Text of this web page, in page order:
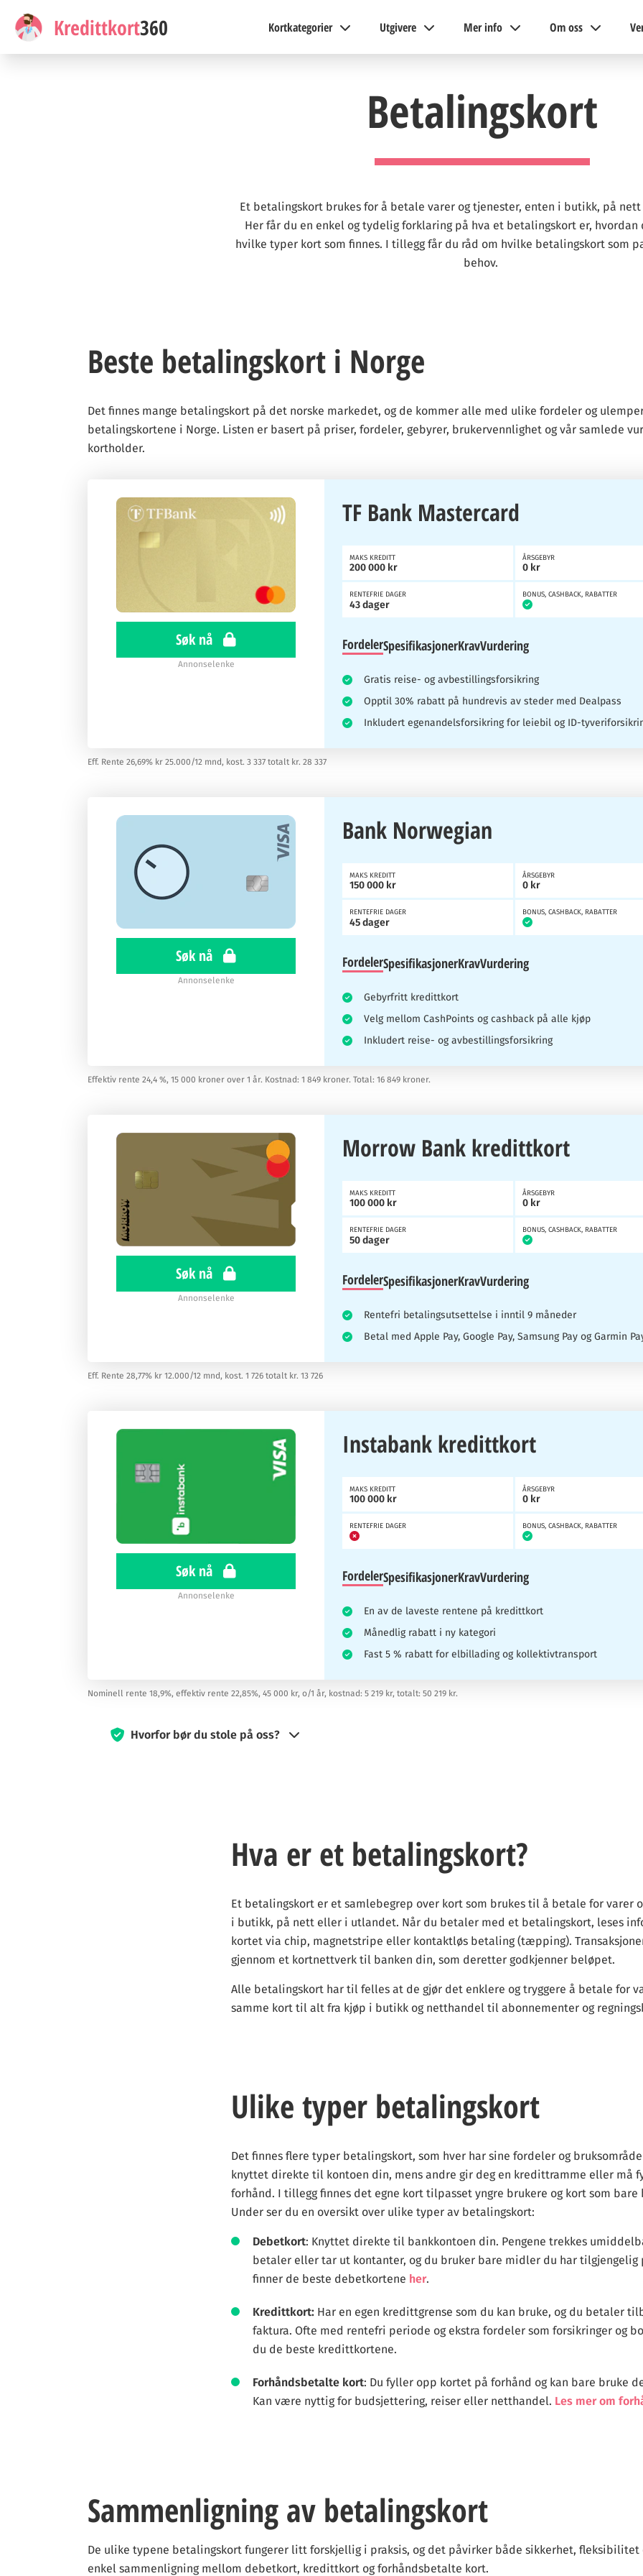
Kredittkort360 Kortkategorier Utgivere Mer info Om oss
Betalingskort
Et betalingskort brukes for å betale varer og tjenester, enten i butikk, på
Her får du en enkel og tydelig forklaring på hva et betalingskort er, hvordan
hvilke typer kort som finnes. I tillegg får du råd om hvilke betalingskort som
behov.
Beste betalingskort i Norge
Det finnes mange betalingskort på det norske markedet, og de kommer alle med ulike fordeler og
betalingskortene i Norge. Listen er basert på priser, fordeler, gebyrer, brukervennlighet og vår samlede
kortholder.
Søk nå
Annonselenke
TF Bank Mastercard
MAKS KREDITT
200 000 kr
ÅRSGEBYR
0 kr
RENTEFRIE DAGER
43 dager
BONUS, CASHBACK, RABATTER
FordelerSpesifikasjonerKravVurdering
Gratis reise- og avbestillingsforsikring
Opptil 30% rabatt på hundrevis av steder med Dealpass
Inkludert egenandelsforsikring for leiebil og ID-
Eff. Rente 26,69% kr 25.000/12 mnd, kost. 3 337 totalt kr. 28 337
Søk nå
Annonselenke
Bank Norwegian
MAKS KREDITT
150 000 kr
ÅRSGEBYR
0 kr
RENTEFRIE DAGER
45 dager
BONUS, CASHBACK, RABATTER
FordelerSpesifikasjonerKravVurdering
Gebyrfritt kredittkort
Velg mellom CashPoints og cashback på alle kjøp
Inkludert reise- og avbestillingsforsikring
Effektiv rente 24,4 %, 15 000 kroner over 1 år. Kostnad: 1 849 kroner. Total: 16 849 kroner.
Søk nå
Annonselenke
Morrow Bank kredittkort
MAKS KREDITT
100 000 kr
ÅRSGEBYR
0 kr
RENTEFRIE DAGER
50 dager
BONUS, CASHBACK, RABATTER
FordelerSpesifikasjonerKravVurdering
Rentefri betalingsutsettelse i inntil 9 måneder
Betal med Apple Pay, Google Pay, Samsung Pay og Garmin
Eff. Rente 28,77% kr 12.000/12 mnd, kost. 1 726 totalt kr. 13 726
Søk nå
Annonselenke
Instabank kredittkort
MAKS KREDITT
100 000 kr
ÅRSGEBYR
0 kr
RENTEFRIE DAGER BONUS, CASHBACK, RABATTER
FordelerSpesifikasjonerKravVurdering
En av de laveste rentene på kredittkort
Månedlig rabatt i ny kategori
Fast 5 % rabatt for elbillading og kollektivtransport
Nominell rente 18,9%, effektiv rente 22,85%, 45 000 kr, o/1 år, kostnad: 5 219 kr, totalt: 50 219 kr.
Hvorfor bør du stole på oss?
Våre eksperter, med lang erfaring, tester kortene selv. Vi sikter på å gi deg klare og ærlige sammenligninger av alle
vårt mål å tilby all nødvendig informasjon slik at du kan ta kloke valg som passer din økonomi.
redaksjonelle retningslinjerkan våre lesere være trygge på at vi gir dem god og sann
Hva er et betalingskort?
Et betalingskort er et samlebegrep over kort som brukes til å betale for varer
i butikk, på nett eller i utlandet. Når du betaler med et betalingskort, leses
kortet via chip, magnetstripe eller kontaktløs betaling (tæpping).
gjennom et kortnettverk til banken din, som deretter godkjenner beløpet.
Alle betalingskort har til felles at de gjør det enklere og tryggere å betale for
samme kort til alt fra kjøp i butikk og netthandel til abonnementer og
Ulike typer betalingskort
Det finnes flere typer betalingskort, som hver har sine fordeler og
knyttet direkte til kontoen din, mens andre gir deg en kredittramme eller må
forhånd. I tillegg finnes det egne kort tilpasset yngre brukere og kort som
Under ser du en oversikt over ulike typer av betalingskort:
Debetkort: Knyttet direkte til bankkontoen din. Pengene trekkes
betaler eller tar ut kontanter, og du bruker bare midler du har tilgjengelig
finner de beste debetkortene her.
Kredittkort: Har en egen kredittgrense som du kan bruke, og du betaler
faktura. Ofte med rentefri periode og ekstra fordeler som forsikringer og
du de beste kredittkortene.
Forhåndsbetalte kort: Du fyller opp kortet på forhånd og kan bare bruke
Kan være nyttig for budsjettering, reiser eller netthandel. Les mer om
Sammenligning av betalingskort
De ulike typene betalingskort fungerer litt forskjellig i praksis, og det påvirker både sikkerhet, fleksibilitet
enkel sammenligning mellom debetkort, kredittkort og forhåndsbetalte kort.